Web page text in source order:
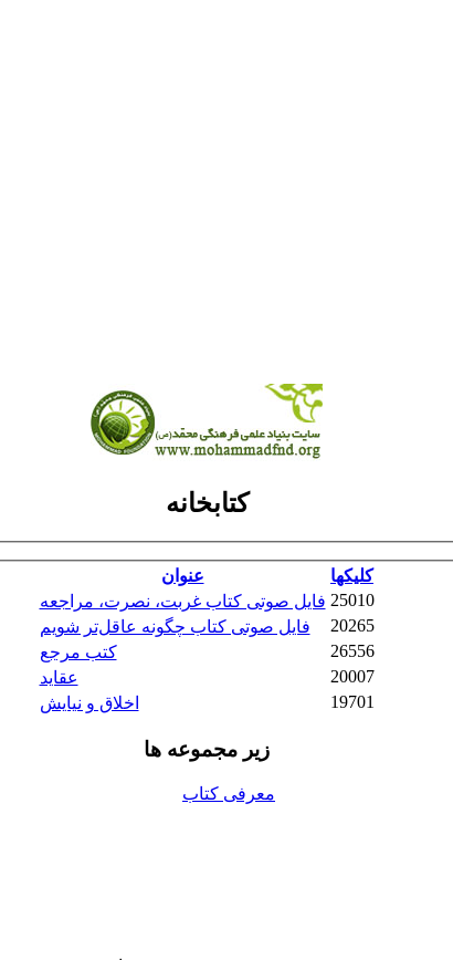
كتابخانه
عنوان
کلیکها
فایل صوتی کتاب غربت، نصرت، مراجعه 25010
فایل صوتی کتاب چگونه عاقل‌تر شویم
20265
کتب مرجع
26556
عقاید
20007
اخلاق و نیایش
19701
زیر مجموعه ها
معرفی کتاب